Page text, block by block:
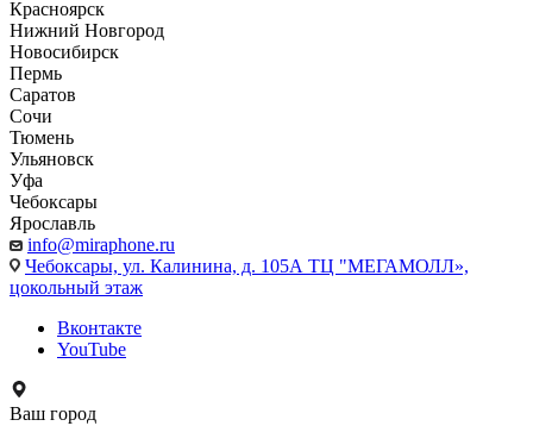
Красноярск
Нижний Новгород
Новосибирск
Пермь
Саратов
Сочи
Тюмень
Ульяновск
Уфа
Чебоксары
Ярославль
info@miraphone.ru
Чебоксары, ул. Калинина, д. 105А ТЦ "МЕГАМОЛЛ»,
цокольный этаж
Вконтакте
YouTube
Ваш город